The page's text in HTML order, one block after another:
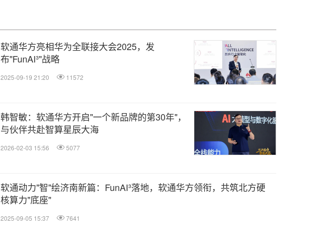
软通华方亮相华为全联接大会2025，发
布"FunAI³"战略
2025-09-19 21:20 11572
韩智敏：软通华方开启"一个新品牌的第30年"，
与伙伴共赴智算星辰大海
2026-02-03 15:56 5077
软通动力"智"绘济南新篇：FunAI³落地，软通华方领衔，共筑北方硬
核算力"底座"
2025-09-05 15:37 7641